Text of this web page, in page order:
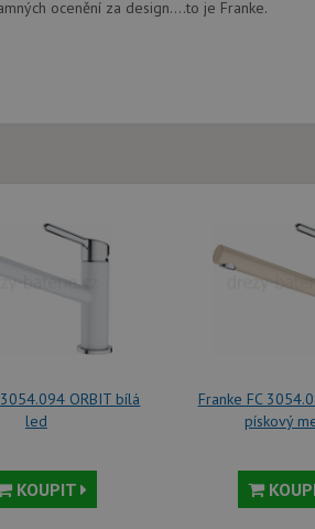
ocenění za design....to je Franke.
ORBIT bílá
led
KOUPIT
Franke FC
pískový
a
zda prohlížeč
sledování
používá